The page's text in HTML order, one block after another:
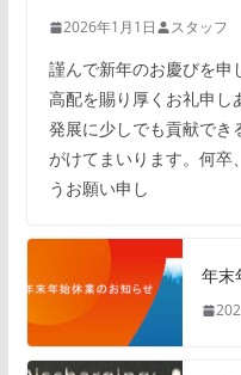
2026年1月1日 スタッフ
謹んで新年のお慶びを申
高配を賜り厚くお礼申し
発展に少しでも貢献でき
がけてまいります。何卒
うお願い申し
年末